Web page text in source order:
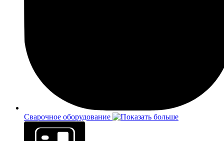
Сварочное оборудование